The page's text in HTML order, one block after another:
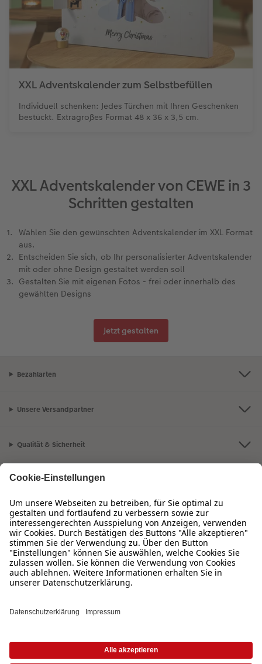
XXL Adventskalender zum Selbstbefüllen
Individuell schenken: Jedes Türchen mit Ihren Geschenken
bestückt. Extragroßes Format 48 x 36 x 3,5 cm.
XXL Adventskalender von CEWE in 3
Schritten gestalten
Wählen Sie den gewünschten Adventskalender im XXL Format
aus.
Entscheiden Sie sich, ob Ihr personalisierter Adventskalender
mit oder ohne Design gestaltet werden soll
Gestalten Sie mit eigenen Fotos - frei oder innerhalb des
gewählten Designs
Jetzt gestalten
Bezahlarten
Unsere Versandpartner
Qualität & Sicherheit
Zertifizierungen & Initiativen
CEWE Fotowelt
Sortiment
Service
Bei Fragen zu Produkten oder der Bestellung können Sie uns gern anrufen: